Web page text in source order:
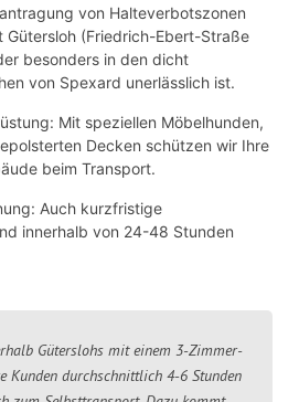
von Halteverbotszonen
Gütersloh (Friedrich-Ebert-Straße
besonders in den dicht
von Spexard unerlässlich ist.
Mit speziellen Möbelhunden,
Decken schützen wir Ihre
beim Transport.
Auch kurzfristige
innerhalb von 24-48 Stunden
Güterslohs mit einem 3-Zimmer-
Kunden durchschnittlich 4-6 Stunden